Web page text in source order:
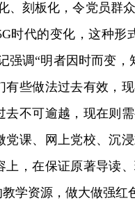
、刻板化，令党员群
时代的变化，这种形
强调“明者因时而变
些做法过去有效，
不可逾越，现在则
课、网上党校、沉
，在保证原著导读
学资源，做大做强红